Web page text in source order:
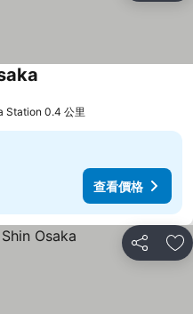
格
Station 0.4 公里
查看價格
分享 加